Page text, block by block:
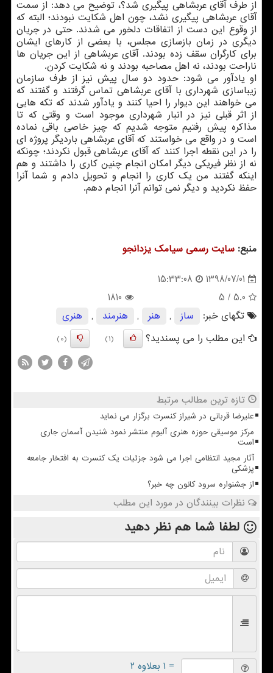
از طرف آقای عربشاهی پیگیری شد؟، توضیح می دهد: از سمت
آقای عربشاهی پیگیری نشد، چون اهل شكایت نبودند؛ البته كه
از وقوع این دست از اتفاقات دلخور می شدند. حتی در جریان
دیگری در زمان بازسازی مجلس، با بعضی از كارهای ایشان
برای كارگران سقف زده بودند. آقای عربشاهی از این جریان ها
ناراحت بودند، نه اهل مصاحبه بودند و نه شكایت كردن.
او یادآور می شود: حدود دو سال پیش نیز از طرف سازمان
زیباسازی شهرداری با آقای عربشاهی تماس گرفتند و گفتند كه
می خواهند این دیوار را احیا كنند و یادآور شدند كه تكه هایی
از اثر قبلی نیز در انبار شهرداری موجود است و وقتی كه تا
مذاكره پیش رفتیم متوجه شدیم كه چیز خاصی باقی نماده
است و در واقع می خواستند كه آقای عربشاهی باردیگر پروژه ای
را در این نقطه اجرا كنند كه آقای عربشاهی قبول نكردند؛ چونكه
نه از نظر فیریكی دیگر امكان انجام چنین كاری را داشتند و هم
اینكه گفتند من یك كاری را انجام و تحویل دادم و شما آنرا
حفظ نكردید و دیگر نمی توانم آنرا انجام دهم.
منبع: سایت رسمی سیامك یزدانجو
1398/07/01
15:33:08
5.0
/ 5
1810
تگهای خبر:
ساز , هنر , هنرمند ,
هنری
این مطلب را می پسندید؟
(1)
(0)
تازه ترین مطالب مرتبط
علیرضا قربانی در شیراز کنسرت برگزار می نماید
مرکز موسیقی حوزه هنری آلبوم منتشر نمود شنیدن آسمان جاری
است
آثار مجید انتظامی اجرا می شود جزئیات یک کنسرت به افتخار جامعه
پزشکی
از جشنواره سرود کانون چه خبر؟
نظرات بینندگان در مورد این مطلب
لطفا شما همنظر دهید
= ۱ بعلاوه ۲